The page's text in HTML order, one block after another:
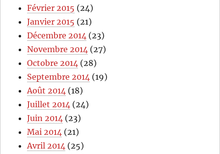
Février 2015 (24)
Janvier 2015 (21)
Décembre 2014 (23)
Novembre 2014 (27)
Octobre 2014 (28)
Septembre 2014 (19)
Août 2014 (18)
Juillet 2014 (24)
Juin 2014 (23)
Mai 2014 (21)
Avril 2014 (25)